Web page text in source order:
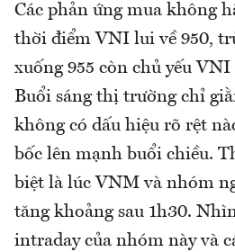
Các phản ứng mua không
thời điểm VNI lui về 950,
xuống 955 còn chủ yếu
Buổi sáng thị trường chỉ
không có dấu hiệu rõ rệt
bốc lên mạnh buổi chiều.
biệt là lúc VNM và nhóm
tăng khoảng sau 1h30.
intraday của nhóm này và